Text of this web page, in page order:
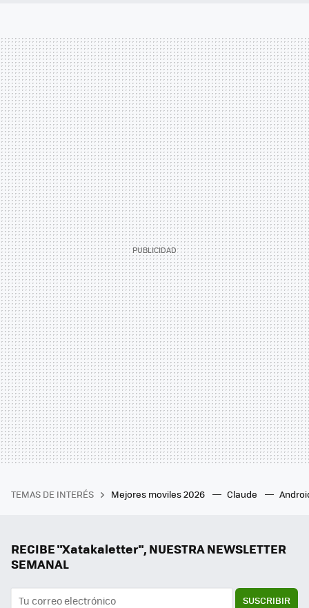
TEMAS DE INTERÉS Mejores moviles 2026 Claude
RECIBE "Xatakaletter", NUESTRA NEWSLETTER
SEMANAL
SUSCRIBIR